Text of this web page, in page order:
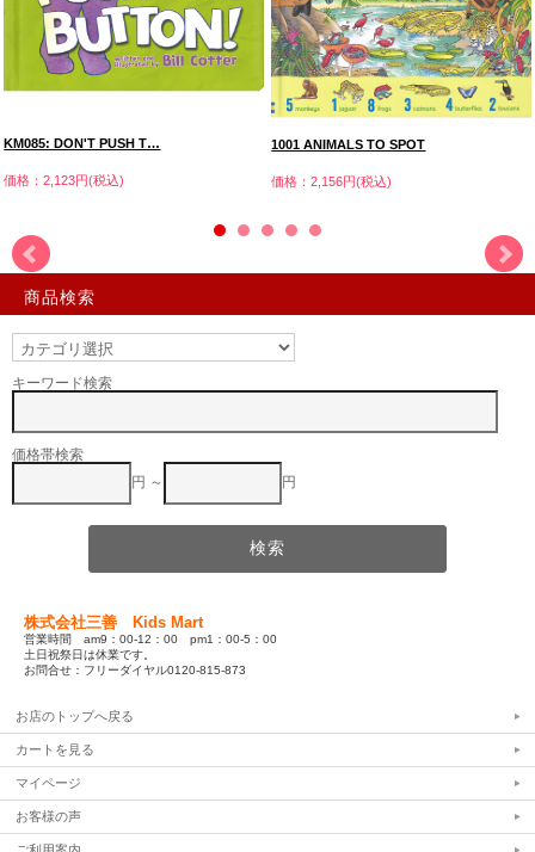
KM085: DON'T PUSH T…
価格：2,123円(税込)
1001 ANIMALS TO SPOT
価格：2,156円(税込)
商品検索
キーワード検索
価格帯検索
円 ～
円
株式会社三善 Kids Mart
営業時間 am9：00-12：00 pm1：00-5：00
土日祝祭日は休業です。
お問合せ：フリーダイヤル0120-815-873
お店のトップへ戻る
カートを見る
マイページ
お客様の声